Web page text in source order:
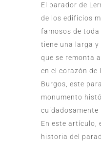
El parador de
de los edificios
famosos de toda
tiene una larga
que se remonta
en el corazón de
Burgos, este
monumento
cuidadosamente
En este artículo,
historia del